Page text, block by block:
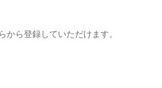
から登録していただけます。